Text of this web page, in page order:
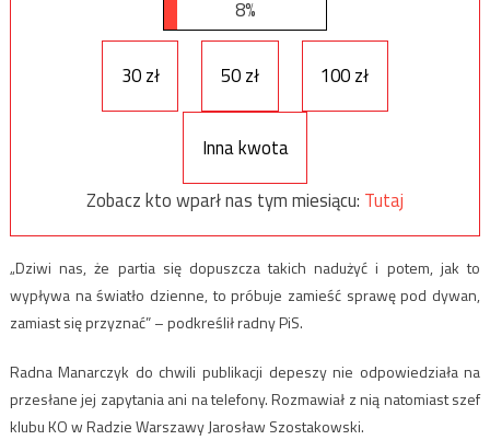
8%
30 zł 50 zł 100 zł
Inna kwota
Zobacz kto wparł nas tym miesiącu: Tutaj
„Dziwi nas, że partia się dopuszcza takich nadużyć i potem, jak to
wypływa na światło dzienne, to próbuje zamieść sprawę pod dywan,
zamiast się przyznać” – podkreślił radny PiS.
Radna Manarczyk do chwili publikacji depeszy nie odpowiedziała na
przesłane jej zapytania ani na telefony. Rozmawiał z nią natomiast szef
klubu KO w Radzie Warszawy Jarosław Szostakowski.